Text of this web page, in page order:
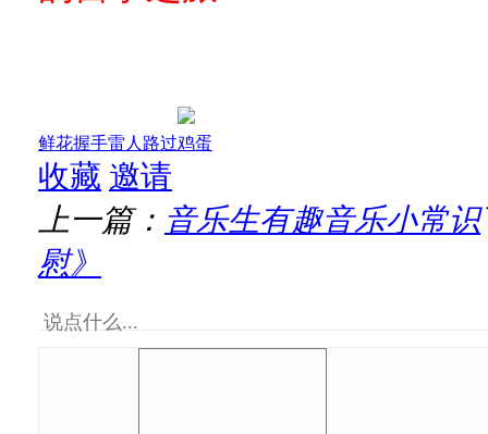
鲜花握手雷人 路过鸡蛋
收藏 邀请
上一篇： 音乐生有趣音乐小常识
慰》
说点什么...